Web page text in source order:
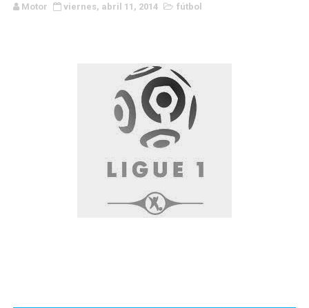
Máxima celebración en el último Impact! con Jason
Mundial de esgrima 2026 (Hong Kong) - La
Raquel Rodriguez es la nueva monarca
Athletes Unlimited Softball League 2026 - Las Utah
Mundial de piragüismo slalom 2026 (Oklahoma City,
Motor viernes, abril 11, 2014 fútbol